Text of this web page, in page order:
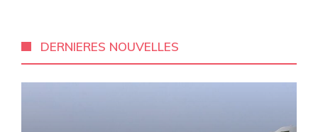
DERNIERES NOUVELLES